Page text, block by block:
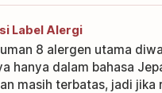
Label Alergi
8 alergen utama
hanya dalam bahasa
masih terbatas, jadi jika